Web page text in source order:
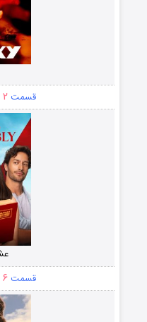
قسمت ۲ (دوبله)
قسمت ۶ (دوبله)